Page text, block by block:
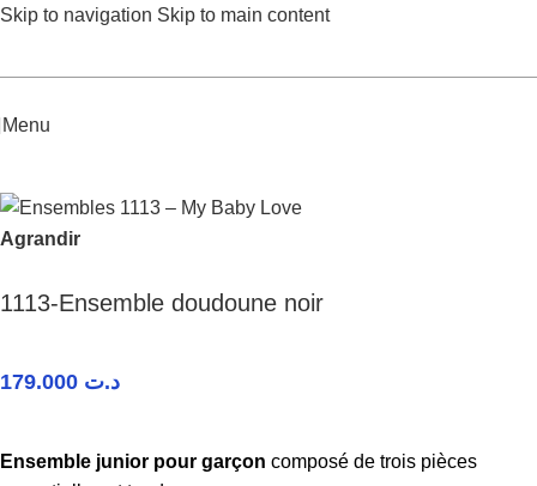
Skip to navigation Skip to main content
Menu
Agrandir
1113-Ensemble doudoune noir
د.ت
Ensemble junior pour garçon composé de trois pièces